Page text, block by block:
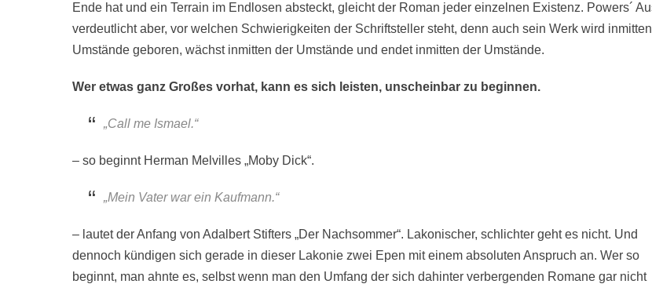
Ende hat und ein Terrain im Endlosen absteckt, gleicht der Roman jeder einzelnen Existenz. Powers´
verdeutlicht aber, vor welchen Schwierigkeiten der Schriftsteller steht, denn auch sein Werk wird
Umstände geboren, wächst inmitten der Umstände und endet inmitten der Umstände.
Wer etwas ganz Großes vorhat, kann es sich leisten, unscheinbar zu beginnen.
„Call me Ismael.“
– so beginnt Herman Melvilles „Moby Dick“.
„Mein Vater war ein Kaufmann.“
– lautet der Anfang von Adalbert Stifters „Der Nachsommer“. Lakonischer, schlichter geht es nicht. Und
dennoch kündigen sich gerade in dieser Lakonie zwei Epen mit einem absoluten Anspruch an. Wer so
beginnt, man ahnte es, selbst wenn man den Umfang der sich dahinter verbergenden Romane gar nicht